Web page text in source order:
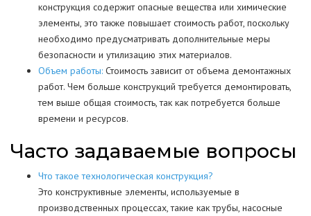
конструкция содержит опасные вещества или химические
элементы, это также повышает стоимость работ, поскольку
необходимо предусматривать дополнительные меры
безопасности и утилизацию этих материалов.
Объем работы: Стоимость зависит от объема демонтажных
работ. Чем больше конструкций требуется демонтировать,
тем выше общая стоимость, так как потребуется больше
времени и ресурсов.
Часто задаваемые вопросы
Что такое технологическая конструкция?
Это конструктивные элементы, используемые в
производственных процессах, такие как трубы, насосные